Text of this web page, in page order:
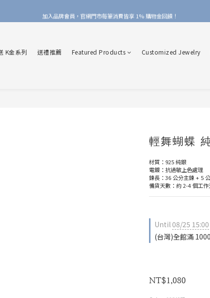
加入品牌會員，官網門市每筆消費皆享 1% 購物金回饋！
K金系列 送禮推薦 Featured Products Customized Jewelry
輕舞蝴蝶
材質：925 純銀
電鍍：抗過敏上色處理
鍊長：36 公分主鍊 + 5
備貨天數：約 2-4 個工作
Until08/25 15:00
(台灣)全館滿
NT$1,080